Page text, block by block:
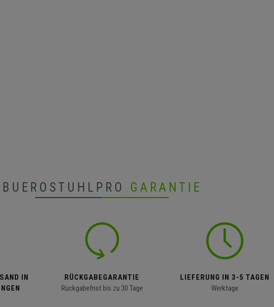
BUEROSTUHLPRO GARANTIE
IN
RÜCKGABEGARANTIE
Rückgabefrist bis zu 30 Tage
LIEFERUNG IN 3-5 TAGEN
Werktage